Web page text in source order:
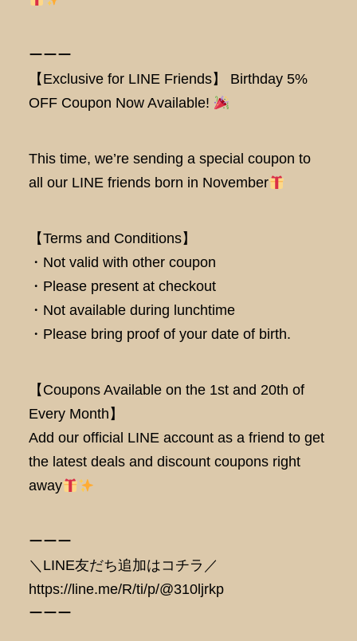
ーーー
【Exclusive for LINE Friends】 Birthday 5%
OFF Coupon Now Available!
This time, we’re sending a special coupon to
all our LINE friends born in November
【Terms and Conditions】
・Not valid with other coupon
・Please present at checkout
・Not available during lunchtime
・Please bring proof of your date of birth.
【Coupons Available on the 1st and 20th of
Every Month】
Add our official LINE account as a friend to get
the latest deals and discount coupons right
away
ーーー
＼LINE友だち追加はコチラ／
https://line.me/R/ti/p/@310ljrkp
ーーー